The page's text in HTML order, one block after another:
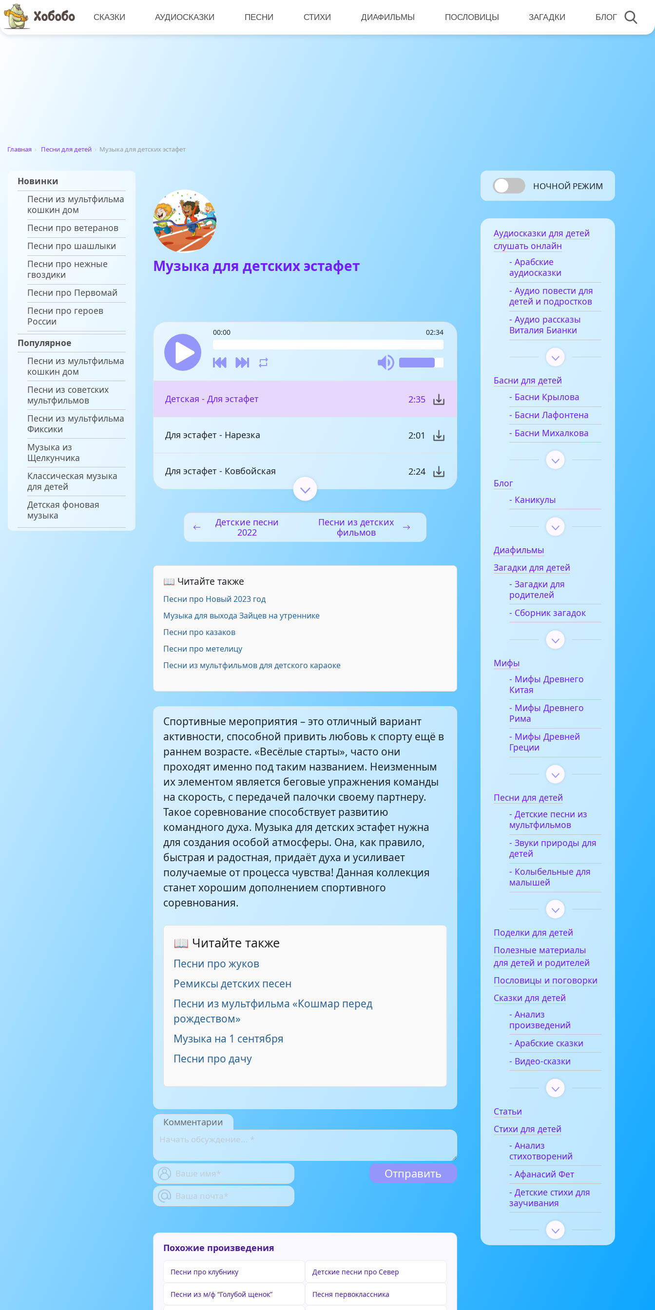
СКАЗКИ АУДИОСКАЗКИ ПЕСНИ СТИХИ ДИАФИЛЬМЫ ПОСЛОВИЦЫ ЗАГАДКИ БЛОГ
Главная › Песни для детей › Музыка для детских эстафет
Новинки
Песни из мультфильма
кошкин дом
Песни про ветеранов
Песни про шашлыки
Песни про нежные
гвоздики
Песни про Первомай
Песни про героев
России
Популярное
Песни из мультфильма
кошкин дом
Песни из советских
мультфильмов
Песни из мультфильма
Фиксики
Музыка из
Щелкунчика
Классическая музыка
для детей
Детская фоновая
музыка
Музыка для детских эстафет
00:00 02:34
Детская - Для эстафет 2:35
Для эстафет - Нарезка 2:01
Для эстафет - Ковбойская 2:24
Музыка для детского праздника - Музыка для игр
Музыка для конкурсов - эстафеты шарики
Музыка для эстафет - фоновая для конкурсов
Неизвестен - Музыка для эстафет 3:30
ПОДЛОЖКА ЗАДОРНАЯ (Dam - Музыка для эстафет и
подвижных игр
Детские песни
2022
Песни из детских
фильмов
📖 Читайте также
Песни про Новый 2023 год
Музыка для выхода Зайцев на утреннике
Песни про казаков
Песни про метелицу
Песни из мультфильмов для детского караоке
Спортивные мероприятия – это отличный вариант
активности, способной привить любовь к спорту ещё в
раннем возрасте. «Весёлые старты», часто они
проходят именно под таким названием. Неизменным
их элементом является беговые упражнения команды
на скорость, с передачей палочки своему партнеру.
Такое соревнование способствует развитию
командного духа. Музыка для детских эстафет нужна
для создания особой атмосферы. Она, как правило,
быстрая и радостная, придаёт духа и усиливает
получаемые от процесса чувства! Данная коллекция
станет хорошим дополнением спортивного
соревнования.
📖 Читайте также
Песни про жуков
Ремиксы детских песен
Песни из мультфильма «Кошмар перед
рождеством»
Музыка на 1 сентября
Песни про дачу
Комментарии
Похожие произведения
Песни про клубнику Детские песни про Север
Песни из м/ф “Голубой щенок” Песня первоклассника
НОЧНОЙ РЕЖИМ
Аудиосказки для детей
слушать онлайн
- Арабские
аудиосказки
- Аудио повести для
детей и подростков
- Аудио рассказы
Виталия Бианки
Басни для детей
- Басни Крылова
- Басни Лафонтена
- Басни Михалкова
Блог
- Каникулы
Диафильмы
Загадки для детей
- Загадки для
родителей
- Сборник загадок
Мифы
- Мифы Древнего
Китая
- Мифы Древнего
Рима
- Мифы Древней
Греции
Песни для детей
- Детские песни из
мультфильмов
- Звуки природы для
детей
- Колыбельные для
малышей
Поделки для детей
Полезные материалы
для детей и родителей
Пословицы и поговорки
Сказки для детей
- Анализ
произведений
- Арабские сказки
- Видео-сказки
Статьи
Стихи для детей
- Анализ
стихотворений
- Афанасий Фет
- Детские стихи для
заучивания